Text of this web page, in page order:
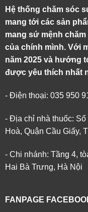
Hệ thống chăm sóc
mang tới các sản
mang sứ mệnh
của chính mình. Với
năm 2025 và hướng
được yêu thích nhất
- Điện thoại: 035 950
- Địa chỉ nhà thuốc:
Hoà, Quận Cầu Giấy,
- Chi nhánh: Tầng 4,
Hai Bà Trưng, Hà Nội
FANPAGE